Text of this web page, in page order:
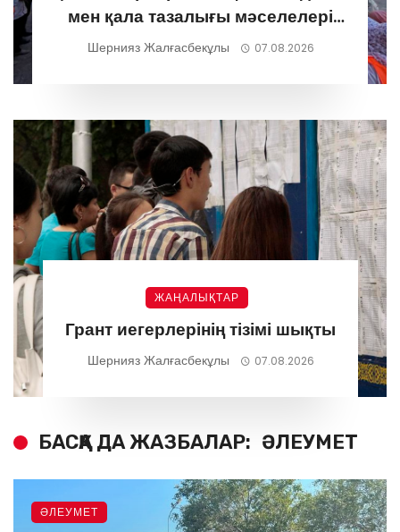
мен қала тазалығы мәселелері
талқыланды
Шернияз Жалғасбекұлы 07.08.2026
ЖАҢАЛЫҚТАР
Грант иегерлерінің тізімі шықты
Шернияз Жалғасбекұлы 07.08.2026
БАСҚА ДА ЖАЗБАЛАР: ӘЛЕУМЕТ
ӘЛЕУМЕТ